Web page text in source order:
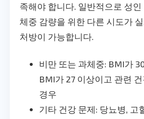
족해야 합니다. 일반적으로 성인
체중 감량을 위한 다른 시도가
처방이 가능합니다.
비만 또는 과체중: BMI가
BMI가 27 이상이고 관련
경우
기타 건강 문제: 당뇨병, 고